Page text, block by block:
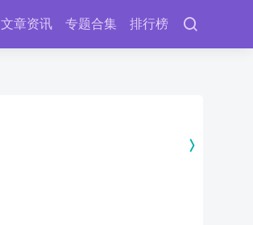
文章资讯 专题合集 排行榜